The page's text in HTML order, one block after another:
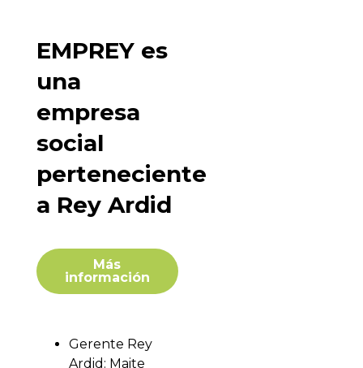
EMPREY es
una
empresa
social
perteneciente
a Rey Ardid
Más
información
Gerente Rey
Ardid: Maite